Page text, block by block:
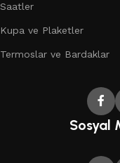
Saatler
Kupa ve Plaketler
Termoslar ve Bardaklar
Sosyal